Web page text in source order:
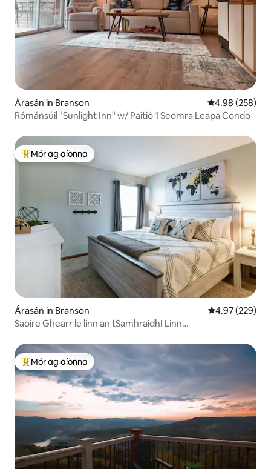
Árasán in Branson Meánrátáil
4.98 (258)
Rómánsúil "Sunlight Inn" w/ Paitió 1 Seomra Leapa Condo
An-mhór ag aíonna
Mór ag aíonna
Árasán in Branson Meánrátáil
4.97 (229)
Saoire Ghearr le linn an tSamhraidh! Linn
An-mhór ag aíonna
Mór ag aíonna